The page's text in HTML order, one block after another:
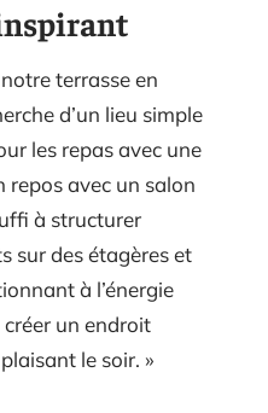
terrasse en
d’un lieu simple
les repas avec une
repos avec un salon
à structurer
sur des étagères et
à l’énergie
un endroit
le soir. »